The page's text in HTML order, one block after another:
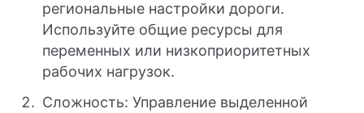
региональные настройки дороги.
Используйте общие ресурсы для
переменных или низкоприоритетных
рабочих нагрузок.
Сложность: Управление выделенной